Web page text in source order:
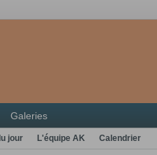
Galeries
jour L'équipe AK Calendrier